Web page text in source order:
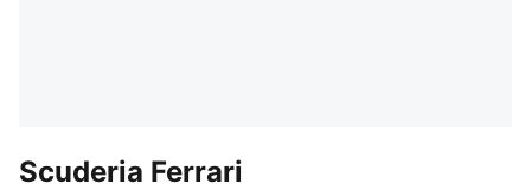
Scuderia Ferrari